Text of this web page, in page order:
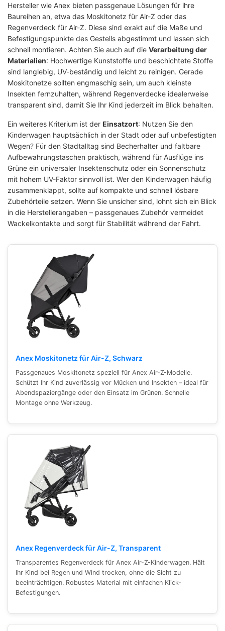
Hersteller wie Anex bieten passgenaue Lösungen für ihre
Baureihen an, etwa das Moskitonetz für Air-Z oder das
Regenverdeck für Air-Z. Diese sind exakt auf die Maße und
Befestigungspunkte des Gestells abgestimmt und lassen sich
schnell montieren. Achten Sie auch auf die Verarbeitung der
Materialien: Hochwertige Kunststoffe und beschichtete Stoffe
sind langlebig, UV-beständig und leicht zu reinigen. Gerade
Moskitonetze sollten engmaschig sein, um auch kleinste
Insekten fernzuhalten, während Regenverdecke idealerweise
transparent sind, damit Sie Ihr Kind jederzeit im Blick behalten.
Ein weiteres Kriterium ist der Einsatzort: Nutzen Sie den
Kinderwagen hauptsächlich in der Stadt oder auf unbefestigten
Wegen? Für den Stadtalltag sind Becherhalter und faltbare
Aufbewahrungstaschen praktisch, während für Ausflüge ins
Grüne ein universaler Insektenschutz oder ein Sonnenschutz
mit hohem UV-Faktor sinnvoll ist. Wer den Kinderwagen häufig
zusammenklappt, sollte auf kompakte und schnell lösbare
Zubehörteile setzen. Wenn Sie unsicher sind, lohnt sich ein Blick
in die Herstellerangaben – passgenaues Zubehör vermeidet
Wackelkontakte und sorgt für Stabilität während der Fahrt.
Anex Moskitonetz für Air-Z, Schwarz
Passgenaues Moskitonetz speziell für Anex Air-Z-Modelle.
Schützt Ihr Kind zuverlässig vor Mücken und Insekten – ideal für
Abendspaziergänge oder den Einsatz im Grünen. Schnelle
Montage ohne Werkzeug.
Anex Regenverdeck für Air-Z, Transparent
Transparentes Regenverdeck für Anex Air-Z-Kinderwagen. Hält
Ihr Kind bei Regen und Wind trocken, ohne die Sicht zu
beeinträchtigen. Robustes Material mit einfachen Klick-
Befestigungen.